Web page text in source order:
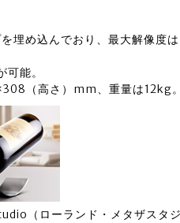
埋め込んでおり、最大解像度
能。
（高さ）mm、重量は12kg。
（ローランド・メタザスタ